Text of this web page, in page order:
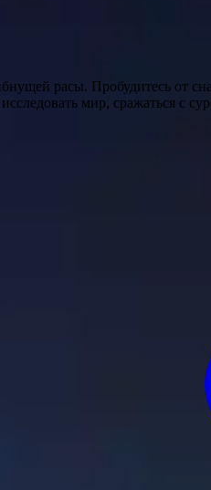
расы. Пробудитесь от
мир, сражаться с